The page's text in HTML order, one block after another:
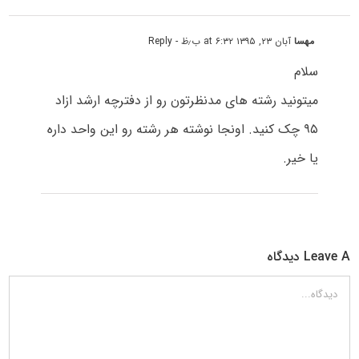
مهساآبان ۲۳, ۱۳۹۵ at ۶:۳۲ ب٫ظ - Reply
سلام
میتونید رشته های مدنظرتون رو از دفترچه ارشد ازاد
۹۵ چک کنید. اونجا نوشته هر رشته رو این واحد داره
یا خیر.
Leave A دیدگاه
دیدگاه